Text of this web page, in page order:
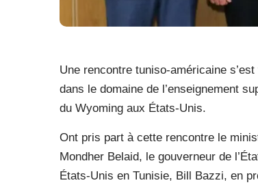
Une rencontre tuniso-américaine
dans le domaine de l’enseignement
du Wyoming aux États-Unis.
Ont pris part à cette rencontre le
Mondher Belaid, le gouverneur de
États-Unis en Tunisie, Bill Bazzi, en